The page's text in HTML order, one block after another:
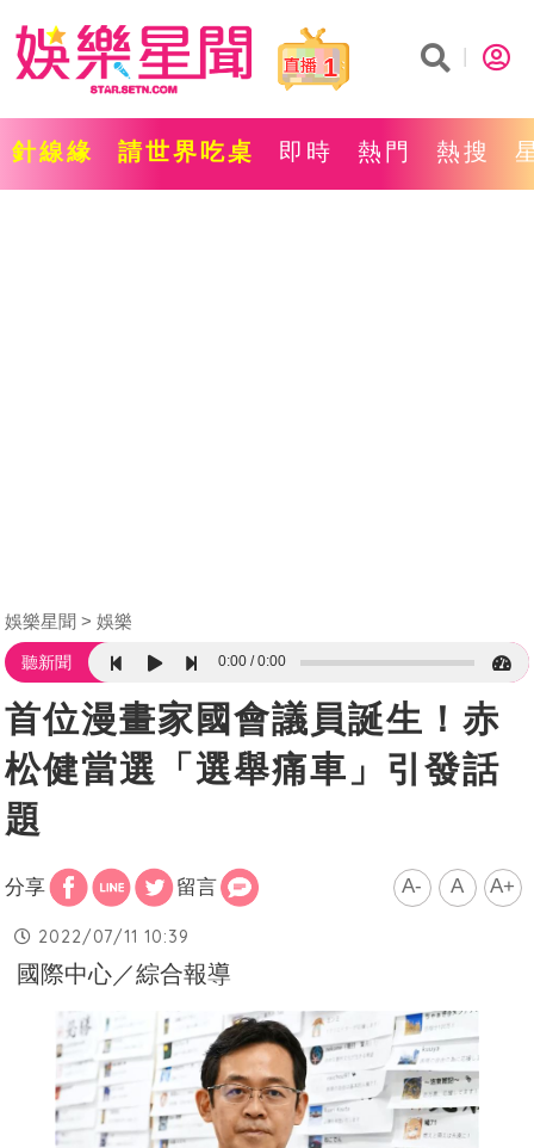
1
針線緣 請世界吃桌 即時 熱門 熱搜
娛樂星聞 娛樂
聽新聞 0:00 0:00
首位漫畫家國會議員誕生！赤
松健當選「選舉痛車」引發話
題
分享 留言 A- A A+
2022/07/11 10:39
國際中心／綜合報導